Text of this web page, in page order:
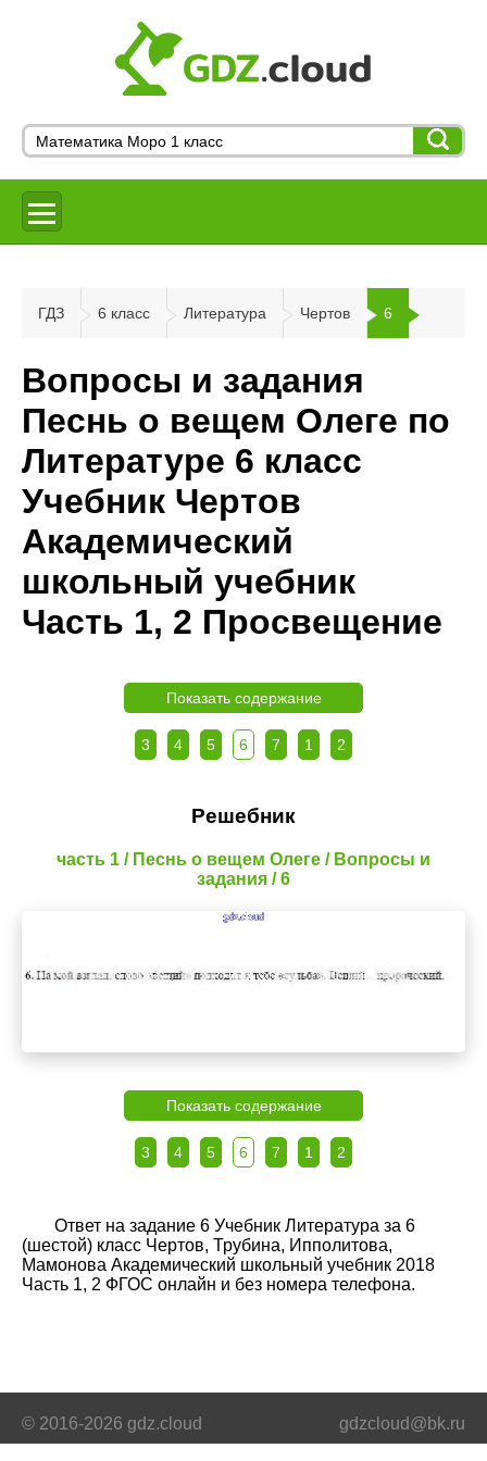
ГДЗ 6 класс Литература Чертов 6
Вопросы и задания
Песнь о вещем Олеге по
Литературе 6 класс
Учебник Чертов
Академический
школьный учебник
Часть 1, 2 Просвещение
Показать содержание
3 4 5 6 7 1 2
Решебник
часть 1 / Песнь о вещем Олеге / Вопросы и
задания / 6
Показать содержание
3 4 5 6 7 1 2
Ответ на задание 6 Учебник Литература за 6
(шестой) класс Чертов, Трубина, Ипполитова,
Мамонова Академический школьный учебник 2018
Часть 1, 2 ФГОС онлайн и без номера телефона.
© 2016-2026 gdz.cloud gdzcloud@bk.ru